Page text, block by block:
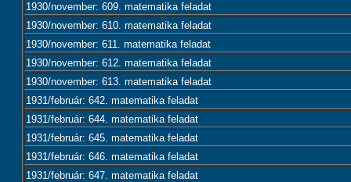
1930/november: 609. matematika feladat
1930/november: 610. matematika feladat
1930/november: 611. matematika feladat
1930/november: 612. matematika feladat
1930/november: 613. matematika feladat
1931/február: 642. matematika feladat
1931/február: 644. matematika feladat
1931/február: 645. matematika feladat
1931/február: 646. matematika feladat
1931/február: 647. matematika feladat